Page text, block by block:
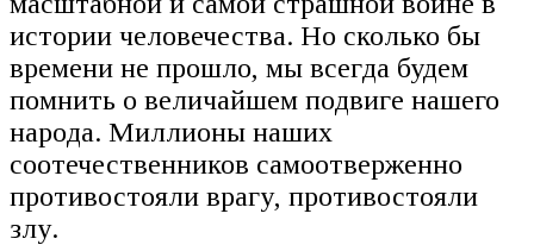
истории человечества. Но сколько бы
времени не прошло, мы всегда будем
помнить о величайшем подвиге нашего
народа. Миллионы наших
соотечественников самоотверженно
противостояли врагу, противостояли
злу.